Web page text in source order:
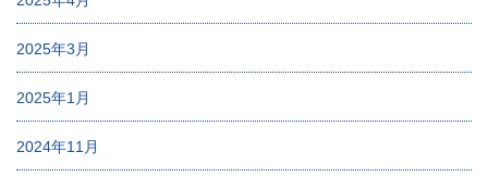
2025年3月
2025年1月
2024年11月